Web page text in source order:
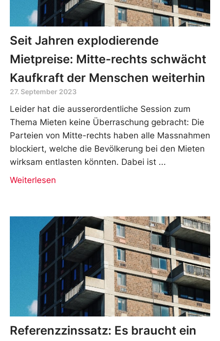
Seit Jahren explodierende
Mietpreise: Mitte-rechts schwächt
Kaufkraft der Menschen weiterhin
27. September 2023
Leider hat die ausserordentliche Session zum
Thema Mieten keine Überraschung gebracht: Die
Parteien von Mitte-rechts haben alle Massnahmen
blockiert, welche die Bevölkerung bei den Mieten
wirksam entlasten könnten. Dabei ist
Weiterlesen
Referenzzinssatz: Es braucht ein